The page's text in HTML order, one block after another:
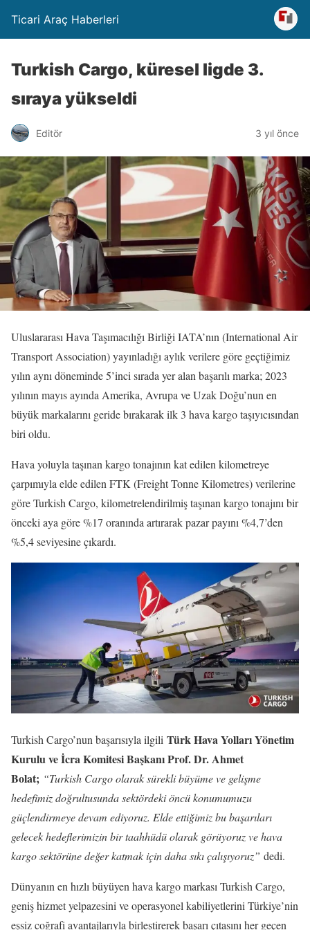
Ticari Araç Haberleri
Turkish Cargo, küresel ligde 3.
sıraya yükseldi
Editör 3 yıl önce
Uluslararası Hava Taşımacılığı Birliği IATA’nın (International Air
Transport Association) yayınladığı aylık verilere göre geçtiğimiz
yılın aynı döneminde 5’inci sırada yer alan başarılı marka; 2023
yılının mayıs ayında Amerika, Avrupa ve Uzak Doğu’nun en
büyük markalarını geride bırakarak ilk 3 hava kargo taşıyıcısından
biri oldu.
Hava yoluyla taşınan kargo tonajının kat edilen kilometreye
çarpımıyla elde edilen FTK (Freight Tonne Kilometres) verilerine
göre Turkish Cargo, kilometrelendirilmiş taşınan kargo tonajını bir
önceki aya göre %17 oranında artırarak pazar payını %4,7’den
%5,4 seviyesine çıkardı.
Turkish Cargo’nun başarısıyla ilgili Türk Hava Yolları Yönetim
Kurulu ve İcra Komitesi Başkanı Prof. Dr. Ahmet
Bolat; “Turkish Cargo olarak sürekli büyüme ve gelişme
hedefimiz doğrultusunda sektördeki öncü konumumuzu
güçlendirmeye devam ediyoruz. Elde ettiğimiz bu başarıları
gelecek hedeflerimizin bir taahhüdü olarak görüyoruz ve hava
kargo sektörüne değer katmak için daha sıkı çalışıyoruz” dedi.
Dünyanın en hızlı büyüyen hava kargo markası Turkish Cargo,
geniş hizmet yelpazesini ve operasyonel kabiliyetlerini Türkiye’nin
eşsiz coğrafi avantajlarıyla birleştirerek başarı çıtasını her geçen